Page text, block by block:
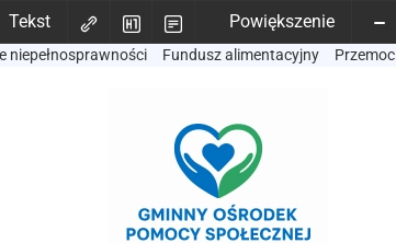
Tekst Powiększenie
niepełnosprawności Fundusz alimentacyjny Przemoc